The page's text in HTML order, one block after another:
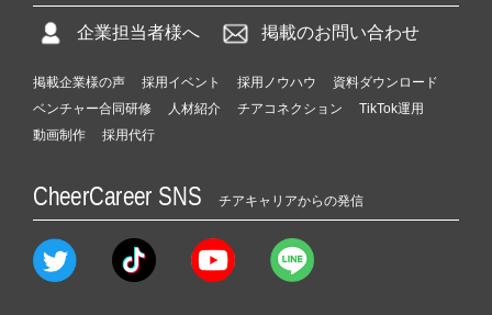
企業担当者様へ 掲載のお問い合わせ
掲載企業様の声 採用イベント 採用ノウハウ
資料ダウンロード
ベンチャー合同研修
人材紹介 チアコネクション
TikTok運用
動画制作
採用代行
CheerCareer SNS チアキャリアからの発信